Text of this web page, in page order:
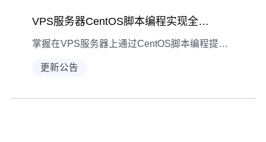
VPS服务器CentOS脚本编程实现全流程指南
掌握在VPS服务器上通过CentOS脚本编程提升运维效率的实现思路，涵盖目标设定、环境熟悉、语言选择等核心步骤。
更新公告